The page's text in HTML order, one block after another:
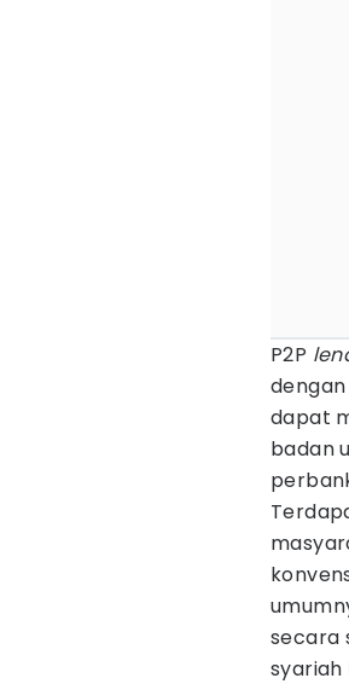
P2P
dapat
badan
secara